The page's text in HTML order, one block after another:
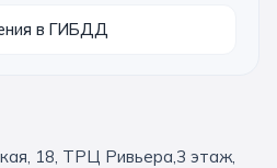
космонавтики
в ГИБДД
18, ТРЦ Ривьера,3 этаж,